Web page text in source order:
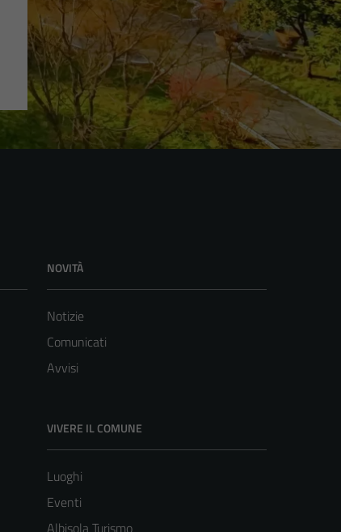
NOVITÀ
Notizie
Comunicati
Avvisi
VIVERE IL COMUNE
Luoghi
Eventi